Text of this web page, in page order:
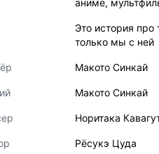
аниме,
Это история
только мы с ней
Макото Синкай
Макото Синкай
Норитака
Рёсукэ Цуда